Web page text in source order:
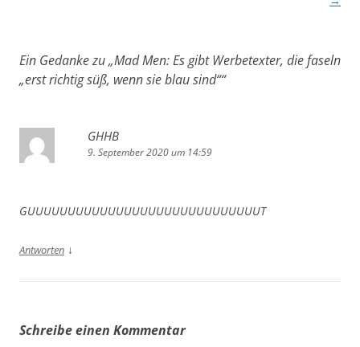
Ein Gedanke zu „Mad Men: Es gibt Werbetexter, die faseln
„erst richtig süß, wenn sie blau sind““
GHHB
9. September 2020 um 14:59
GUUUUUUUUUUUUUUUUUUUUUUUUUUUUUT
Antworten ↓
Schreibe einen Kommentar